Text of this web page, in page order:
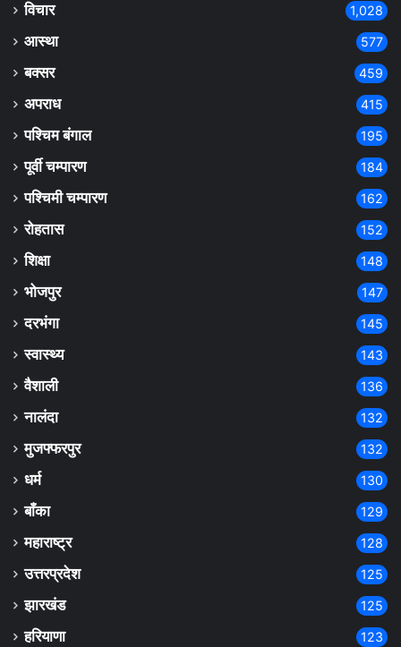
विचार 1,028
आस्था 577
बक्सर 459
अपराध 415
पश्चिम बंगाल 195
पूर्वी चम्पारण 184
पश्चिमी चम्पारण 162
रोहतास 152
शिक्षा 148
भोजपुर 147
दरभंगा 145
स्वास्थ्य 143
वैशाली 136
नालंदा 132
मुजफ्फरपुर 132
धर्म 130
बाँका 129
महाराष्ट्र 128
उत्तरप्रदेश 125
झारखंड 125
हरियाणा 123